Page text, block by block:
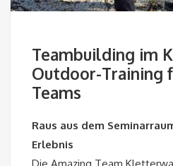
Teambuilding im
Outdoor-Training
Teams
Raus aus dem
Erlebnis